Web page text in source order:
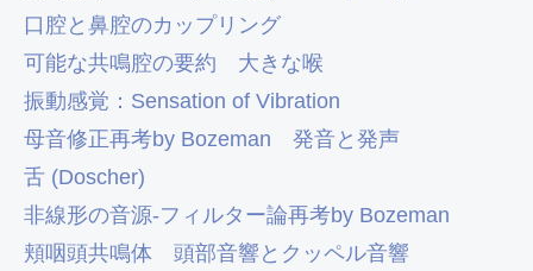
口腔と鼻腔のカップリング
可能な共鳴腔の要約
大きな喉
振動感覚：Sensation of Vibration
母音修正再考by Bozeman
発音と発声
舌 (Doscher)
非線形の音源-フィルター論再考by Bozeman
頬咽頭共鳴体
頭部音響とクッペル音響